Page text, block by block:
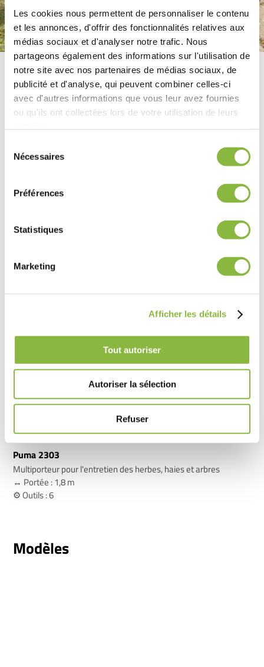
Les cookies nous permettent de personnaliser le contenu
et les annonces, d'offrir des fonctionnalités relatives aux
médias sociaux et d'analyser notre trafic. Nous
partageons également des informations sur l'utilisation de
notre site avec nos partenaires de médias sociaux, de
publicité et d'analyse, qui peuvent combiner celles-ci
avec d'autres informations que vous leur avez fournies
ou qu'ils ont collectées lors de votre utilisation de leurs
Nécessaires
Préférences
Statistiques
Marketing
Afficher les détails
Tout autoriser
Autoriser la sélection
Refuser
Possibilités de montage
Puma 2303
Multiporteur pour l'entretien des herbes, haies et arbres
↔️ Portée : 1,8 m
⚙️ Outils : 6
Modèles